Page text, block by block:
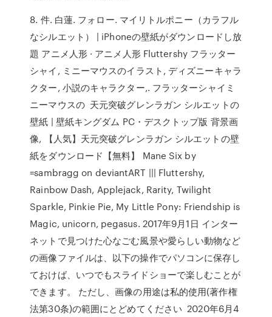
8. 件. 白蓮. フォロー. マイリトルポニー（カラフル
なシルエット） | iPhoneの壁紙がダウンロードし放
題 アニメ人形 · アニメ人形 Fluttershy フラッター
シャイ, ミニーマウスのイラスト, ディズニーキャラ
クター, 小説のキャラクター,. フラッターシャイミ
ニーマウスの 天元突破グレンラガン シルエットの
壁紙 | 壁紙キングダム PC・デスクトップ版 背景画
像, 【人気】天元突破グレンラガン シルエットの壁
紙をダウンロード【無料】 Mane Six by
=sambragg on deviantART ||| Fluttershy,
Rainbow Dash, Applejack, Rarity, Twilight
Sparkle, Pinkie Pie, My Little Pony: Friendship is
Magic, unicorn, pegasus. 2017年9月1日 インター
ネットで見つけた心なごむ風景や愛らしい動物など
の画像ファイルは、以下の操作でパソコンに保存し
ておけば、いつでもスライドショーで楽しむことが
できます。 ただし、画像の用途は私的使用(著作権
法第30条)の範囲にとどめてください 2020年6月4